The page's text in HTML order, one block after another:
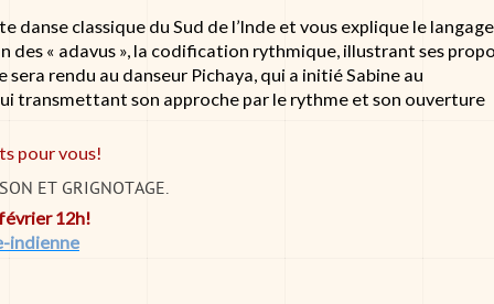
danse classique du Sud de l’Inde et vous explique le langage
des « adavus », la codification rythmique, illustrant ses
rendu au danseur Pichaya, qui a initié Sabine au
transmettant son approche par le rythme et son ouverture
pour vous!
ET GRIGNOTAGE.
12h!
indienne